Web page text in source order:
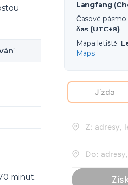
minut.
Langfang
Časové pásmo:
čas (UTC+8)
Mapa letiště:
Maps